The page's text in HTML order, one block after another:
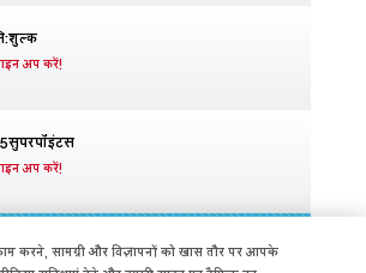
अप करें!
अप करें!
साइन अप करें! >>
करने, सामग्री और विज्ञापनों को खास तौर पर आपके